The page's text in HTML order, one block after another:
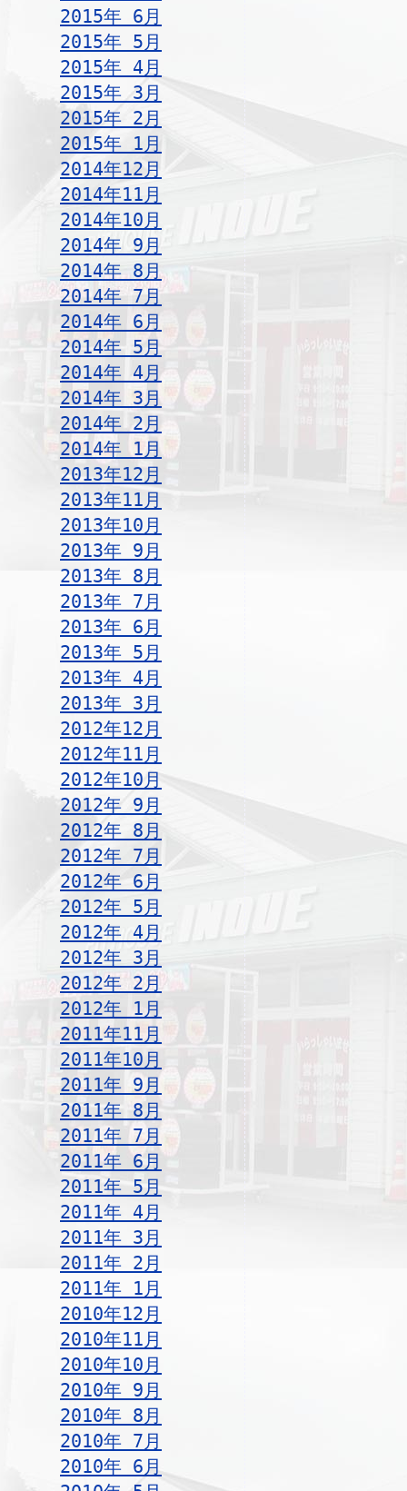
2015年 6月
2015年 5月
2015年 4月
2015年 3月
2015年 2月
2015年 1月
2014年12月
2014年11月
2014年10月
2014年 9月
2014年 8月
2014年 7月
2014年 6月
2014年 5月
2014年 4月
2014年 3月
2014年 2月
2014年 1月
2013年12月
2013年11月
2013年10月
2013年 9月
2013年 8月
2013年 7月
2013年 6月
2013年 5月
2013年 4月
2013年 3月
2012年12月
2012年11月
2012年10月
2012年 9月
2012年 8月
2012年 7月
2012年 6月
2012年 5月
2012年 4月
2012年 3月
2012年 2月
2012年 1月
2011年11月
2011年10月
2011年 9月
2011年 8月
2011年 7月
2011年 6月
2011年 5月
2011年 4月
2011年 3月
2011年 2月
2011年 1月
2010年12月
2010年11月
2010年10月
2010年 9月
2010年 8月
2010年 7月
2010年 6月